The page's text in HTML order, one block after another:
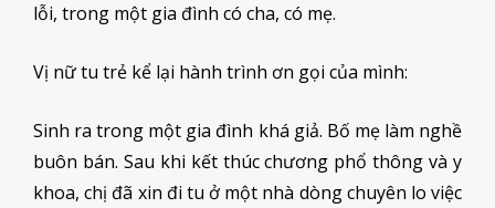
lỗi, trong một gia đình có cha, có mẹ.
Vị nữ tu trẻ kể lại hành trình ơn gọi của mình:
Sinh ra trong một gia đình khá giả. Bố mẹ làm nghề
buôn bán. Sau khi kết thúc chương phổ thông và y
khoa, chị đã xin đi tu ở một nhà dòng chuyên lo việc